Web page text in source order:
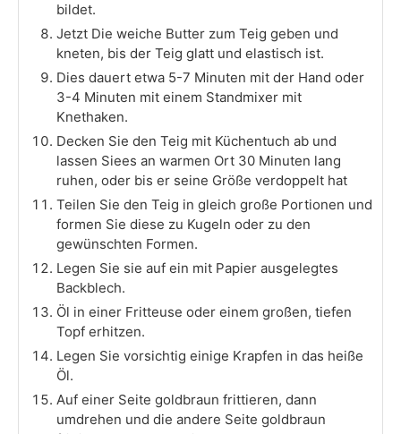
bildet.
Jetzt Die weiche Butter zum Teig geben und
kneten, bis der Teig glatt und elastisch ist.
Dies dauert etwa 5-7 Minuten mit der Hand oder
3-4 Minuten mit einem Standmixer mit
Knethaken.
Decken Sie den Teig mit Küchentuch ab und
lassen Siees an warmen Ort 30 Minuten lang
ruhen, oder bis er seine Größe verdoppelt hat
Teilen Sie den Teig in gleich große Portionen und
formen Sie diese zu Kugeln oder zu den
gewünschten Formen.
Legen Sie sie auf ein mit Papier ausgelegtes
Backblech.
Öl in einer Fritteuse oder einem großen, tiefen
Topf erhitzen.
Legen Sie vorsichtig einige Krapfen in das heiße
Öl.
Auf einer Seite goldbraun frittieren, dann
umdrehen und die andere Seite goldbraun